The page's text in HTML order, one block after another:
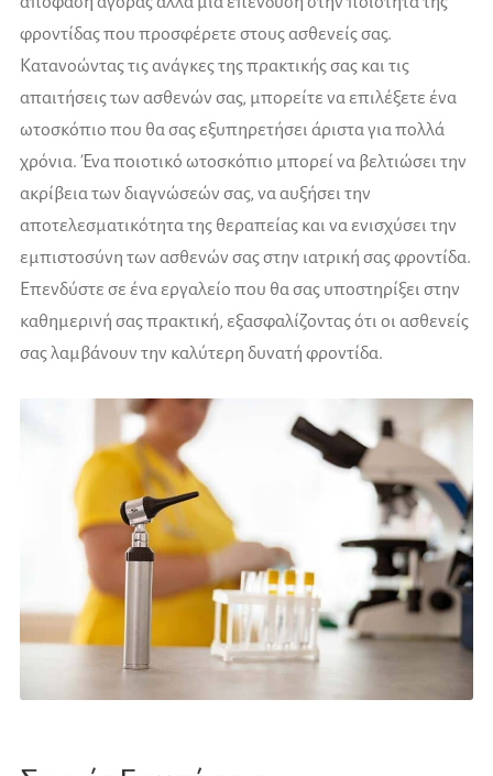
φροντίδας που προσφέρετε στους ασθενείς σας.
Κατανοώντας τις ανάγκες της πρακτικής σας και τις
απαιτήσεις των ασθενών σας, μπορείτε να επιλέξετε ένα
ωτοσκόπιο που θα σας εξυπηρετήσει άριστα για πολλά
χρόνια. Ένα ποιοτικό ωτοσκόπιο μπορεί να βελτιώσει την
ακρίβεια των διαγνώσεών σας, να αυξήσει την
αποτελεσματικότητα της θεραπείας και να ενισχύσει την
εμπιστοσύνη των ασθενών σας στην ιατρική σας φροντίδα.
Επενδύστε σε ένα εργαλείο που θα σας υποστηρίξει στην
καθημερινή σας πρακτική, εξασφαλίζοντας ότι οι ασθενείς
σας λαμβάνουν την καλύτερη δυνατή φροντίδα.